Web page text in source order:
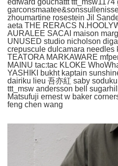
zhoumartine rosestein Jil
aeta THE RERACS
AURALEE SACAI maison
UNUSED studio nicholson
crepuscule dulcamara needles
TEATORA MARKAWARE
MAINU tac:tac KLOKE
YASHIKI bukht kaptain
dairiku lieu 吾亦紅 saby
ttt_msw andersson bell
Matsufuji ernest w baker
feng chen wang